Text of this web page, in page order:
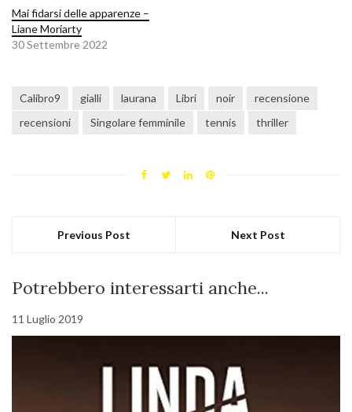
Mai fidarsi delle apparenze –
Liane Moriarty
30 Settembre 2022
Calibro9 gialli laurana Libri noir
recensione
recensioni
Singolare femminile tennis thriller
Previous Post Next Post
Potrebbero interessarti anche...
11 Luglio 2019